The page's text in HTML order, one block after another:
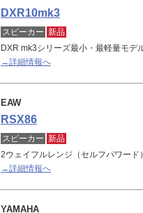
DXR10mk3
スピーカー 新品
DXR mk3シリーズ最小・最軽量モ
→詳細情報へ
EAW
RSX86
スピーカー 新品
2ウェイフルレンジ（セルフパワード）
→詳細情報へ
YAMAHA